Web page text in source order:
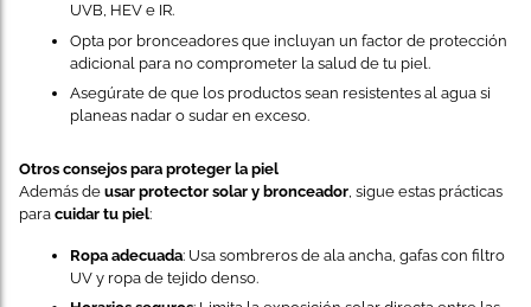
UVB, HEV e IR.
Opta por bronceadores que incluyan un factor de protección
adicional para no comprometer la salud de tu piel.
Asegúrate de que los productos sean resistentes al agua si
planeas nadar o sudar en exceso.
Otros consejos para proteger la piel
Además de usar protector solar y bronceador , sigue estas prácticas
para cuidar tu piel:
Ropa adecuada: Usa sombreros de ala ancha, gafas con filtro
UV y ropa de tejido denso.